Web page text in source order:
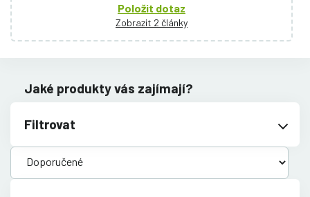
Položit dotaz
Zobrazit 2 články
Jaké produkty vás zajímají?
Filtrovat